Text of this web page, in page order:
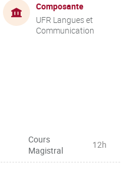
Composante
UFR Langues et
Communication
Cours
Magistral
12h